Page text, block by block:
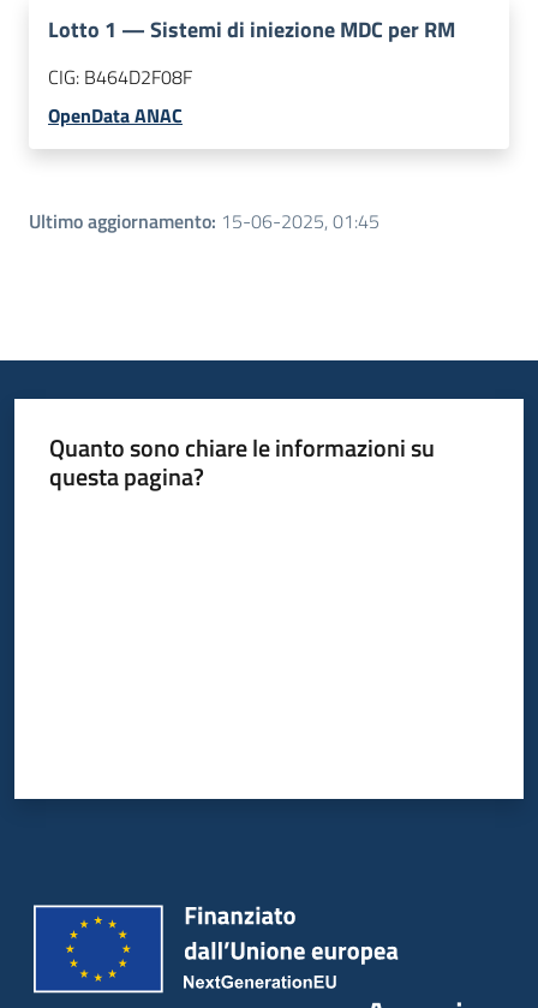
Lotto 1 —Sistemi di iniezione MDC per RM
CIG: B464D2F08F
OpenData ANAC
Ultimo aggiornamento: 15-06-2025, 01:45
Quanto sono chiare le informazioni su
questa pagina?